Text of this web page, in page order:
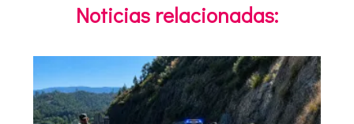
Noticias relacionadas: